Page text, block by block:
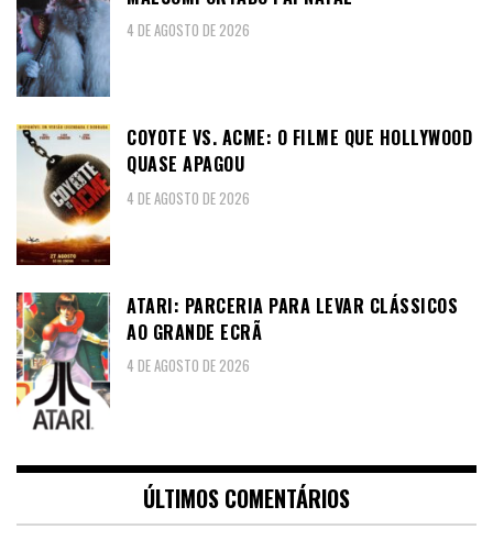
4 DE AGOSTO DE 2026
COYOTE VS. ACME: O FILME QUE HOLLYWOOD
QUASE APAGOU
4 DE AGOSTO DE 2026
ATARI: PARCERIA PARA LEVAR CLÁSSICOS
AO GRANDE ECRÃ
4 DE AGOSTO DE 2026
ÚLTIMOS COMENTÁRIOS